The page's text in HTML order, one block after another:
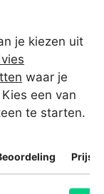
je kiezen uit
waar je
een van
te starten.